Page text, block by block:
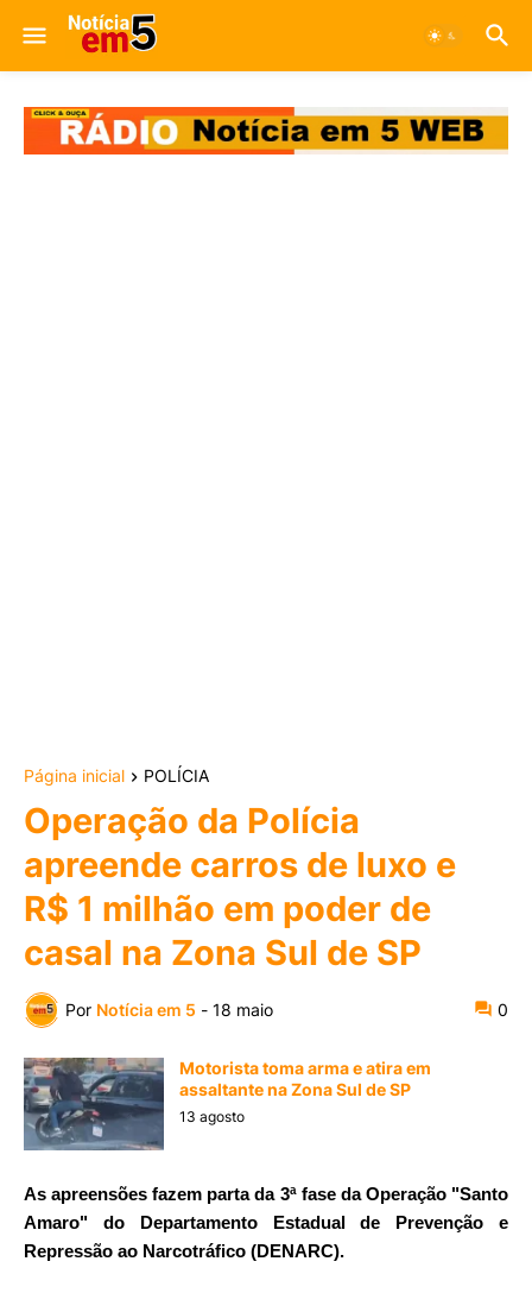
Página inicial POLÍCIA
Operação da Polícia
apreende carros de luxo e
R$ 1 milhão em poder de
casal na Zona Sul de SP
Por Notícia em 5 - 18 maio 0
Motorista toma arma e atira em
assaltante na Zona Sul de SP
13 agosto
As apreensões fazem parta da 3ª fase da Operação "Santo
Amaro" do Departamento Estadual de Prevenção e
Repressão ao Narcotráfico (DENARC).